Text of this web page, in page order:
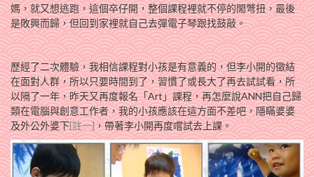
媽，就又想逃跑，這個卒仔開，整個課程裡就不停的閙彆扭，最後
是敗興而歸，但回到家裡就自己去彈電子琴跟找鼓敲。
歷經了二次體驗，我相信課程對小孩是有意義的，但李小開的徵結
在面對人群，所以只要時間到了，習慣了或長大了再去試試看，所
以隔了一年，昨天又再度報名「Art」課程，再怎麼說ANN把自己歸
類在電腦與創意工作者，我的小孩應該在這方面不差吧，隱瞞婆婆
及外公外婆下[註一]，帶著李小開再度嚐試去上課。